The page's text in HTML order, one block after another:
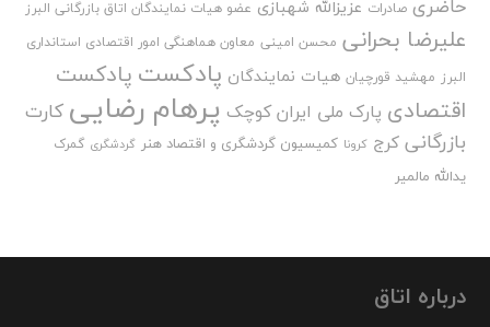
صادرات عزیزالله شهبازی عضو هیات نمایندگان اتاق بازرگانی البرز
علیرضا بحرانی محسن امینی معاون هماهنگی امور اقتصادی استانداری
البرز مهشید قورچیان هیات نمایندگان پادکست پادکست
اقتصادی پارک ملی ایران کوچک پرهام رضایی کارت
بازرگانی کرج کرونا کمیسیون گردشگری و اقتصاد هنر گردشگری گمرک
یدالله مالمیر
درباره اتاق